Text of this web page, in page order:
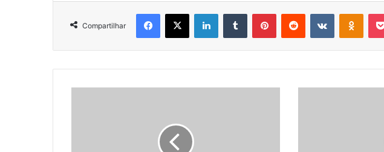
Compartilhar
Facebook
X LinkedinTumblr PinterestReddit VK OK